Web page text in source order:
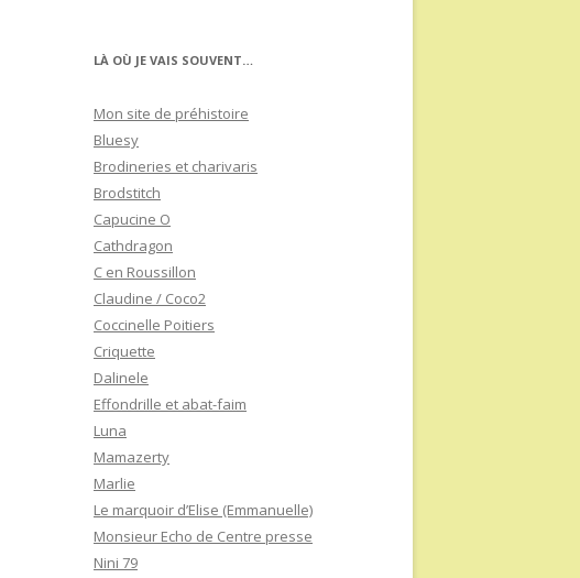
LÀ OÙ JE VAIS SOUVENT…
Mon site de préhistoire
Bluesy
Brodineries et charivaris
Brodstitch
Capucine O
Cathdragon
C en Roussillon
Claudine / Coco2
Coccinelle Poitiers
Criquette
Dalinele
Effondrille et abat-faim
Luna
Mamazerty
Marlie
Le marquoir d’Elise (Emmanuelle)
Monsieur Echo de Centre presse
Nini 79